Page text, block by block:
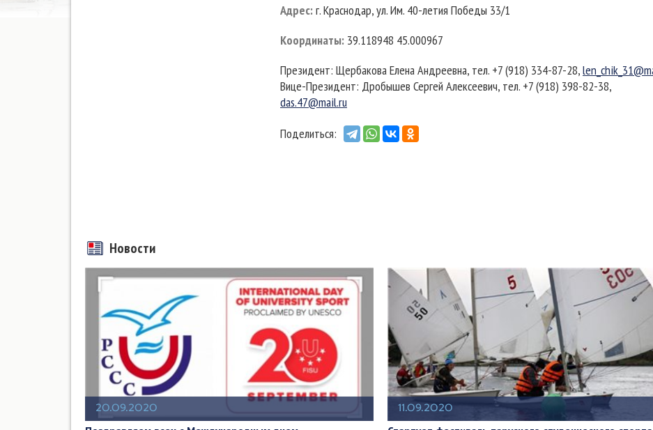
Адрес:г. Краснодар, ул. Им. 40-летия Победы 33/1
Координаты: 39.118948 45.000967
Президент: Щербакова Елена Андреевна, тел. +7 (918) 334-87-28,
Вице-Президент: Дробышев Сергей Алексеевич, тел. +7 (918) 398-82-38,
das.47@mail.ru
Поделиться:
Новости
20.09.2020 11.09.2020